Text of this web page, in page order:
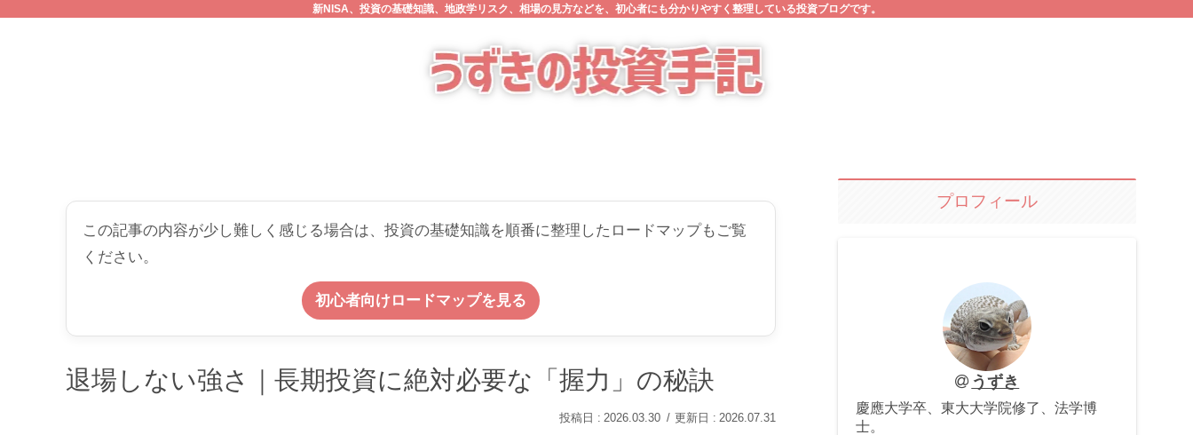
新NISA、投資の基礎知識、地政学リスク、相場の見方などを、初心者にも分かりやすく整理している投資ブログです。
この記事の内容が少し難しく感じる場合は、投資の基礎知識を順番に整理したロードマップもご覧
ください。
初心者向けロードマップを見る
退場しない強さ｜長期投資に絶対必要な「握力」の秘訣
2026.03.30 2026.07.31
プロフィール
うずき
慶應大学卒、東大大学院修了、法学博
士。